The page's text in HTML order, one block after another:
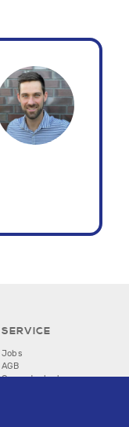
SERVICE
Jobs
AGB
Gesamtschaden­